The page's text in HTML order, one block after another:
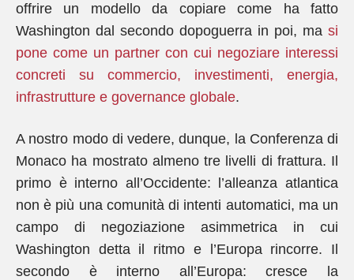
offrire un modello da copiare come ha fatto
Washington dal secondo dopoguerra in poi, ma si
pone come un partner con cui negoziare interessi
concreti su commercio, investimenti, energia,
infrastrutture e governance globale.
A nostro modo di vedere, dunque, la Conferenza di
Monaco ha mostrato almeno tre livelli di frattura. Il
primo è interno all’Occidente: l’alleanza atlantica
non è più una comunità di intenti automatici, ma un
campo di negoziazione asimmetrica in cui
Washington detta il ritmo e l’Europa rincorre. Il
secondo è interno all’Europa: cresce la